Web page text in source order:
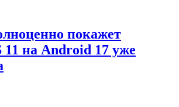
покажет
11 на Android 17 уже